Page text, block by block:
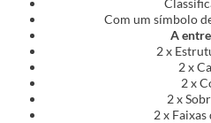
Com um símbolo
A
2 x
2 x
2 x
2 x
2 x Faixas